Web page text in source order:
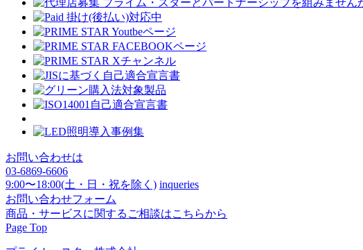
お問い合わせは
03-6869-6606
9:00〜18:00(土・日・祝を除く) inqueries
お問い合わせフォーム
商品・サービスに関するご相談はこちらから
Page Top